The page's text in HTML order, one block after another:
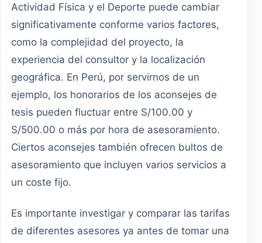
Actividad Física y el Deporte puede cambiar
significativamente conforme varios factores,
como la complejidad del proyecto, la
experiencia del consultor y la localización
geográfica. En Perú, por servirnos de un
ejemplo, los honorarios de los aconsejes de
tesis pueden fluctuar entre S/100.00 y
S/500.00 o más por hora de asesoramiento.
Ciertos aconsejes también ofrecen bultos de
asesoramiento que incluyen varios servicios a
un coste fijo.
Es importante investigar y comparar las tarifas
de diferentes asesores ya antes de tomar una